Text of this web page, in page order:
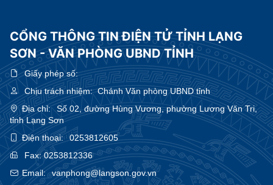
CỔNG THÔNG TIN ĐIỆN TỬ TỈNH LẠNG
SƠN - VĂN PHÒNG UBND TỈNH
Giấy phép số:
Chịu trách nhiệm:Chánh Văn phòng UBND tỉnh
Địa chỉ:
Số 02, đường Hùng Vương, phường Lương Văn Tri,
tỉnh Lạng Sơn
Điện thoại:
0253812605
Fax:0253812336
Email:
vanphong@langson.gov.vn